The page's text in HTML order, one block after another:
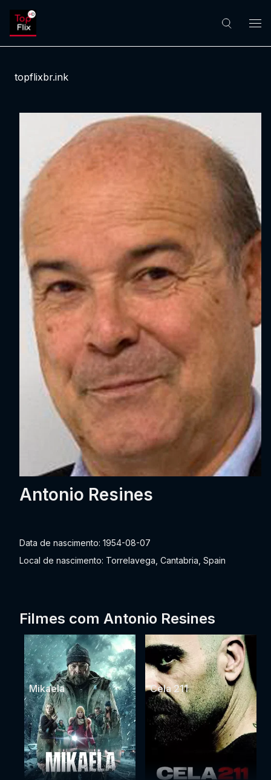
topflixbr.ink
Antonio Resines
Data de nascimento: 1954-08-07
Local de nascimento: Torrelavega, Cantabria, Spain
Filmes com Antonio Resines
Mikaela Cela 211